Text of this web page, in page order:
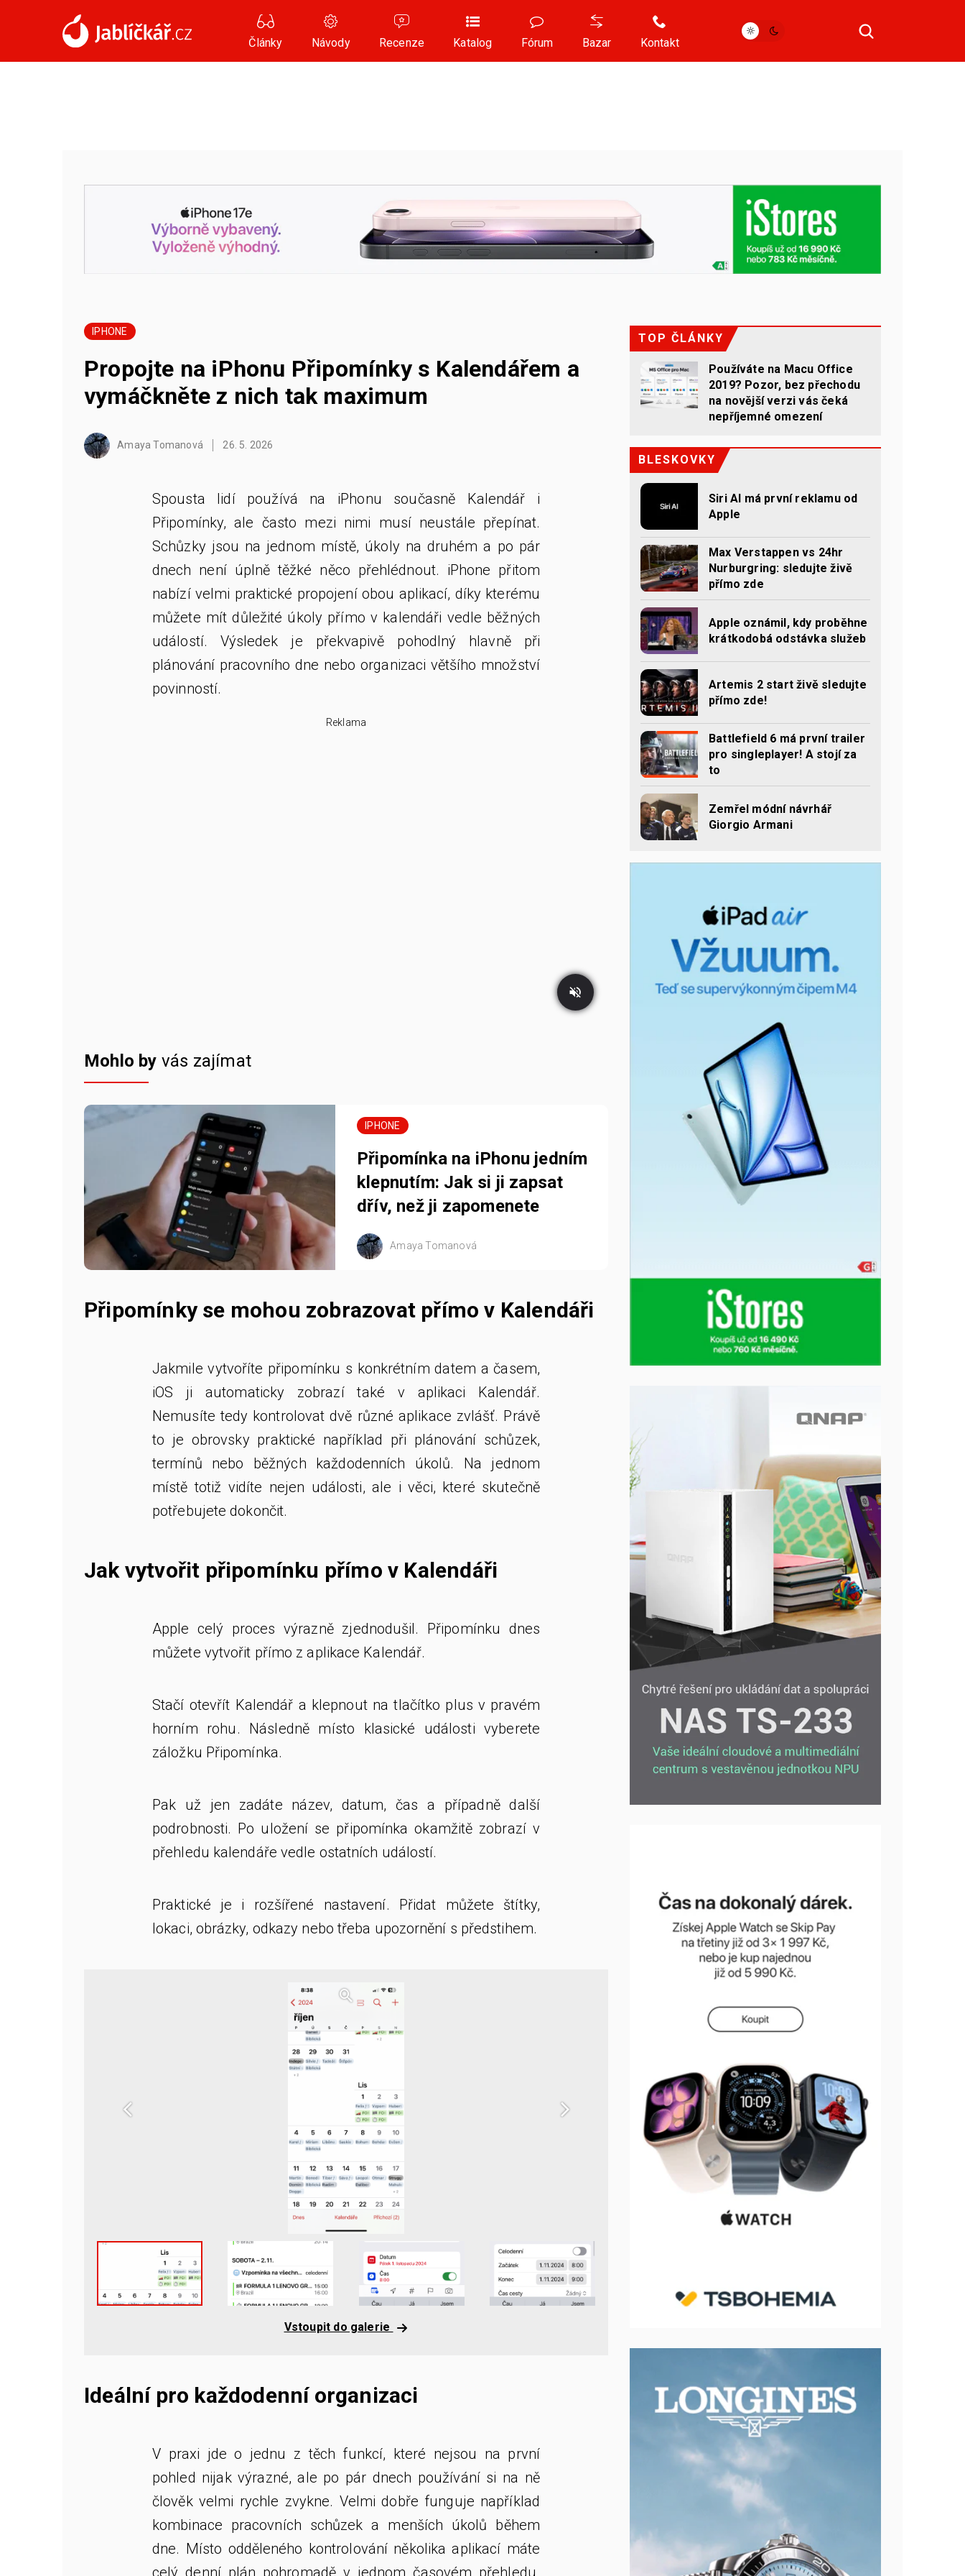
Články Návody Recenze Katalog Fórum Bazar Kontakt
IPHONE
Propojte na iPhonu Připomínky s Kalendářem a
vymáčkněte z nich tak maximum
Amaya Tomanová 26. 5. 2026
Spousta lidí používá na iPhonu současně Kalendář i
Připomínky, ale často mezi nimi musí neustále přepínat.
Schůzky jsou na jednom místě, úkoly na druhém a po pár
dnech není úplně těžké něco přehlédnout. iPhone přitom
nabízí velmi praktické propojení obou aplikací, díky kterému
můžete mít důležité úkoly přímo v kalendáři vedle běžných
událostí. Výsledek je překvapivě pohodlný hlavně při
plánování pracovního dne nebo organizaci většího množství
povinností.
Reklama
Mohlo by vás zajímat
IPHONE
Připomínka na iPhonu jedním
klepnutím: Jak si ji zapsat
dřív, než ji zapomenete
Amaya Tomanová
Připomínky se mohou zobrazovat přímo v Kalendáři
Jakmile vytvoříte připomínku s konkrétním datem a časem,
iOS ji automaticky zobrazí také v aplikaci Kalendář.
Nemusíte tedy kontrolovat dvě různé aplikace zvlášť. Právě
to je obrovsky praktické například při plánování schůzek,
termínů nebo běžných každodenních úkolů. Na jednom
místě totiž vidíte nejen události, ale i věci, které skutečně
potřebujete dokončit.
Jak vytvořit připomínku přímo v Kalendáři
Apple celý proces výrazně zjednodušil. Připomínku dnes
můžete vytvořit přímo z aplikace Kalendář.
Stačí otevřít Kalendář a klepnout na tlačítko plus v pravém
horním rohu. Následně místo klasické události vyberete
záložku Připomínka.
Pak už jen zadáte název, datum, čas a případně další
podrobnosti. Po uložení se připomínka okamžitě zobrazí v
přehledu kalendáře vedle ostatních událostí.
Praktické je i rozšířené nastavení. Přidat můžete štítky,
lokaci, obrázky, odkazy nebo třeba upozornění s předstihem.
Vstoupit do galerie
Ideální pro každodenní organizaci
V praxi jde o jednu z těch funkcí, které nejsou na první
pohled nijak výrazné, ale po pár dnech používání si na ně
člověk velmi rychle zvykne. Velmi dobře funguje například
kombinace pracovních schůzek a menších úkolů během
dne. Místo odděleného kontrolování několika aplikací máte
TOP ČLÁNKY
Používáte na Macu Office
2019? Pozor, bez přechodu
na novější verzi vás čeká
nepříjemné omezení
BLESKOVKY
Siri AI má první reklamu od
Apple
Max Verstappen vs 24hr
Nurburgring: sledujte živě
přímo zde
Apple oznámil, kdy proběhne
krátkodobá odstávka služeb
Artemis 2 start živě sledujte
přímo zde!
Battlefield 6 má první trailer
pro singleplayer! A stojí za
to
Zemřel módní návrhář
Giorgio Armani